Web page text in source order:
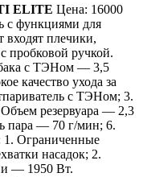
ELITE Цена: 16000
с функциями для
входят плечики,
пробковой ручкой.
с ТЭНом — 3,5
качество ухода за
с ТЭНом; 3.
резервуара — 2,3
пара — 70 г/мин; 6.
1. Ограниченные
насадок; 2.
— 1950 Вт.